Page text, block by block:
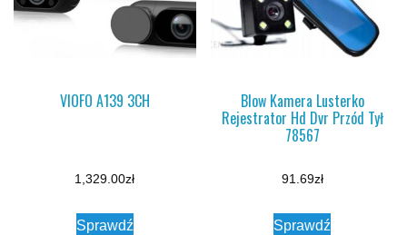
VIOFO A139 3CH
1,329.00zł
Sprawdź
Blow Kamera Lusterko
Rejestrator Hd Dvr Przód Tył
78567
91.69zł
Sprawdź